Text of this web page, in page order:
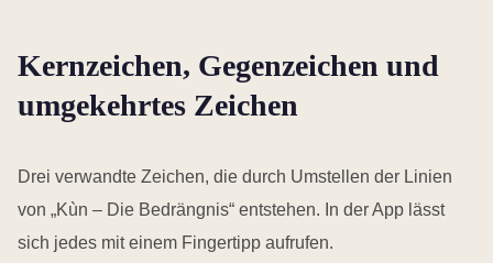
Kernzeichen, Gegenzeichen und
umgekehrtes Zeichen
Drei verwandte Zeichen, die durch Umstellen der Linien
von „Kùn – Die Bedrängnis“ entstehen. In der App lässt
sich jedes mit einem Fingertipp aufrufen.